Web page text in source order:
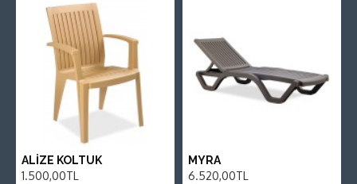
ALİZE KOLTUK
1.500,00TL
MYRA
6.520,00TL